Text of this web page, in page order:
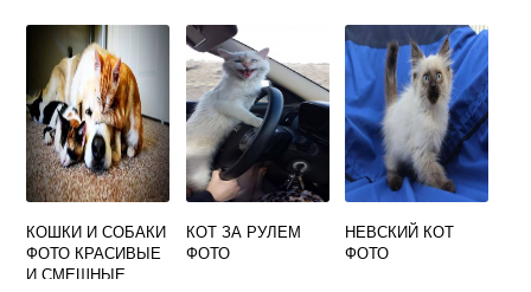
КОШКИ И СОБАКИ
ФОТО КРАСИВЫЕ
И СМЕШНЫЕ
КОТ ЗА РУЛЕМ
ФОТО
НЕВСКИЙ КОТ
ФОТО